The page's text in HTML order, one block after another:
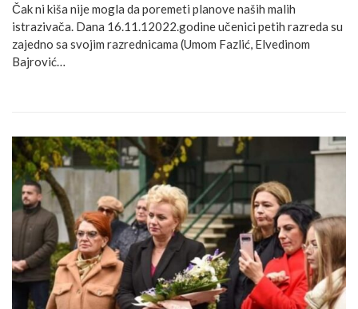
Čak ni kiša nije mogla da poremeti planove naših malih
istrazivača. Dana 16.11.12022.godine učenici petih razreda su
zajedno sa svojim razrednicama (Umom Fazlić, Elvedinom
Bajrović…